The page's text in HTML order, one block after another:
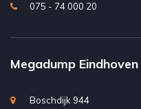
075 - 74 000 20
Megadump Eindhoven
Boschdijk 944